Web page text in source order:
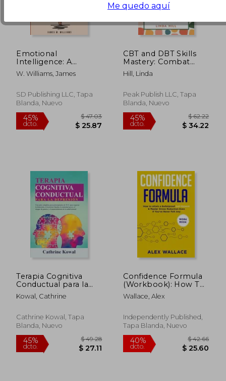
40%
dcto. $ 25.64
40%
dcto. $
Emotional
Intelligence: A
Collection of 7 Books
in 1 - Emotional
Anxiety, Dating for
Introverts, Public
Inglés)
W. Williams, James
SD Publishing LLC, Tapa
Blanda, Nuevo
CBT and DBT Skills
Mastery: Combat
Overthinking, Anxiety
and Stress with
DBT Tools. Overcome
Negative Spirals and
Inglés)
Hill, Linda
Peak Publish LLC, Tapa
Blanda, Nuevo
Terapia Cognitiva
Conductual para la
Depresión: Una guía
completa para
para superar la
depresión, el
ansied
Kowal, Cathrine
Cathrine Kowal, Tapa
Blanda, Nuevo
Confidence Formula
(Workbook): How To
Attain a Bulletproof
Self-Esteem & Master
Even If You've Never
Felt Any (en Inglés)
Wallace, Alex
Independently Published,
Tapa Blanda, Nuevo
Me quedo aquí